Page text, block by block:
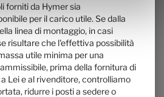
della configurazione
forniti da Hymer sia
per il carico utile. Se dalla
linea di montaggio, in casi
risultare che l'effettiva possibilità
utile minima per una
prima della fornitura di
Lei e al rivenditore, controlliamo
ridurre i posti a sedere o